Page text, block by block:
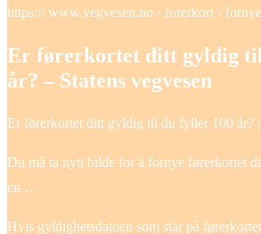
https:// www.vegvesen.no › forerkort ›
Er førerkortet ditt gyldig
år? – Statens vegvesen
Er førerkortet ditt gyldig til du fyller 100 år? |
Du må ta nytt bilde for å fornye førerkortet
en …
Hvis gyldighetsdatoen som står på